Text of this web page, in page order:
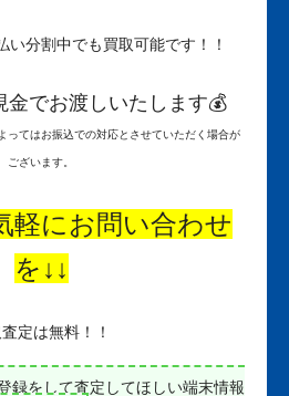
い分割中でも買取可能です！！
金でお渡しいたします💰
ってはお振込での対応とさせていただく場合が
ございます。
軽にお問い合わせ
を↓↓
定は無料！！
録をして査定してほしい端末情報